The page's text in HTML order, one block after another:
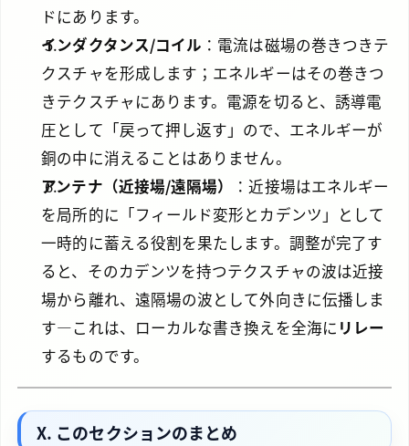
ドにあります。
インダクタンス/コイル ：電流は磁場の巻きつきテ
クスチャを形成します；エネルギーはその巻きつ
きテクスチャにあります。電源を切ると、誘導電
圧として「戻って押し返す」ので、エネルギーが
銅の中に消えることはありません。
アンテナ（近接場/遠隔場）
：近接場はエネルギー
を局所的に「フィールド変形とカデンツ」として
一時的に蓄える役割を果たします。調整が完了す
ると、そのカデンツを持つテクスチャの波は近接
場から離れ、遠隔場の波として外向きに伝播しま
す—これは、ローカルな書き換えを全海に リレー
するものです。
X. このセクションのまとめ